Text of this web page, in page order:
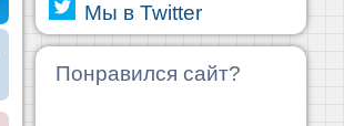
Мы в Twitter
Понравился сайт?